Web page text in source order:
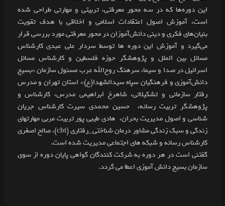
این دوره‌ها که در سه محور معرفتی، تربیتی و مهارتی طراحی شده
است، آموزش اصول اعتقادات اسلامی و اخلاقی با هدف تقویت
بنیان‌های فکری و دینی دانش‌آموزان در محور معرفتی مورد بررسی قرار
می‌گیرد وآموزش این دوره ها توسط سردار علی عبدی کارشناس
مسائل بین الملل و پژوهشگر حوزه فلسطین و کارشناس مسائل
اسرائیل در صدا و سیما، سرهنگ روح‌الله عرب مسئول سازمان «بسیج
دانش‌آموزی و فرهنگیان سپاه سیدالشهدا(ع)» استان تهران و مدرس
رفتار سازمانی و تشکیلاتی، شاهرخ ابراهیمی مدرس، کارشناس‌ و‌
پژوهشگر تربیت رسانه، حسین محمدی سیرت کارشناس جریان
شناسی و اصول مدیریت بحران، هادی طیبی پور تربیت مربی مهارتهای
زندگی و سبک زندگی مشاور درمان شناختی_رفتاری (cbt)،
صالح اصغری
کارشناس رسانه و شبکه های اجتماعی مدیریت شده است.
گفتنی است در هر دورهبه شرکت کنندگان گواهی پایان دوره از سوی
سازمان بسیج دانش آموزی اعطا می گردد.